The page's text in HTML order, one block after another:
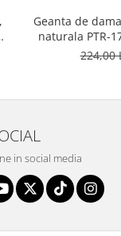
Geanta de
naturala PTR-
224,00
in social media